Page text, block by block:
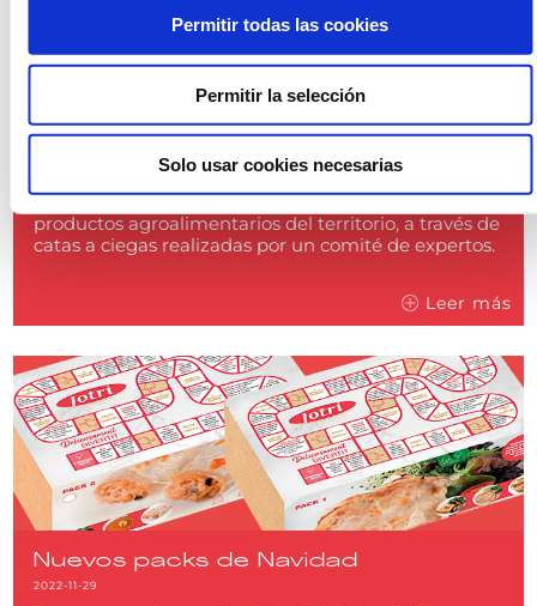
Permitir todas las cookies
Permitir la selección
Solo usar cookies necesarias
Cinco de nuestros productos
reciben el sello Girona Excel·lent
Un distintivo que premia la excelencia de los
productos agroalimentarios del territorio, a través de
catas a ciegas realizadas por un comité de expertos.
Leer más
Nuevos packs de Navidad
2022-11-29